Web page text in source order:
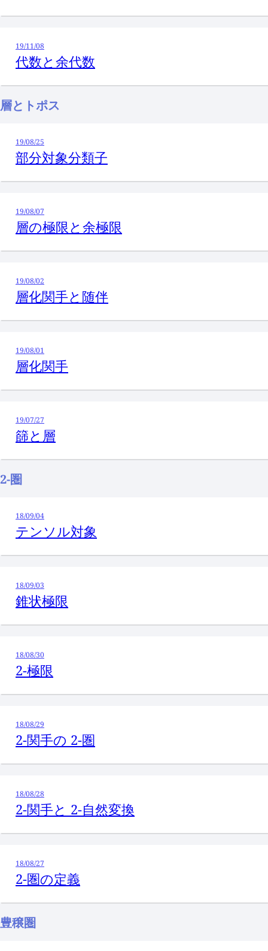
19/11/08
代数と余代数
層とトポス
19/08/25
部分対象分類子
19/08/07
層の極限と余極限
19/08/02
層化関手と随伴
19/08/01
層化関手
19/07/27
篩と層
2-圏
18/09/04
テンソル対象
18/09/03
錐状極限
18/08/30
2-極限
18/08/29
2-関手の 2-圏
18/08/28
2-関手と 2-自然変換
18/08/27
2-圏の定義
豊穣圏